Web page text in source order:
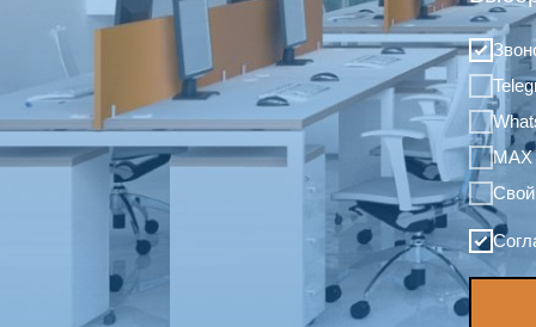
MAX
Свой